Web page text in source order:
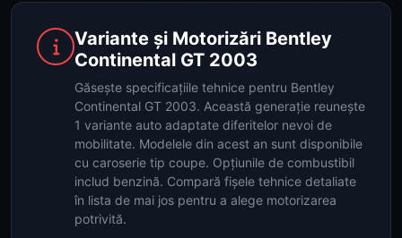
Variante și Motorizări Bentley
Continental GT 2003
Găsește specificațiile tehnice pentru Bentley
Continental GT 2003. Această generație reunește
1 variante auto adaptate diferitelor nevoi de
mobilitate. Modelele din acest an sunt disponibile
cu caroserie tip coupe. Opțiunile de combustibil
includ benzină. Compară fișele tehnice detaliate
în lista de mai jos pentru a alege motorizarea
potrivită.